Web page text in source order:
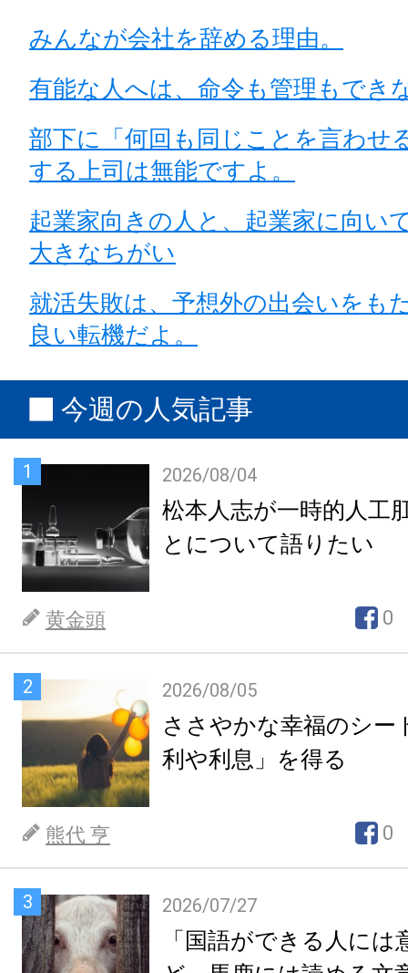
みんなが会社を辞める理由。
有能な人へは、命令も管理もでき
部下に「何回も同じことを言わせ
する上司は無能ですよ。
起業家向きの人と、起業家に向い
大きなちがい
就活失敗は、予想外の出会いをも
良い転機だよ。
今週の人気記事
1 2026/08/04
松本人志が一時的人工
とについて語りたい
黄金頭 0
2 2026/08/05
ささやかな幸福のシー
利や利息」を得る
熊代 亨 0
3 2026/07/27
「国語ができる人には